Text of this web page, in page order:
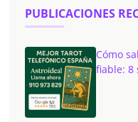
PUBLICACIONES
Cómo
fiable: 8